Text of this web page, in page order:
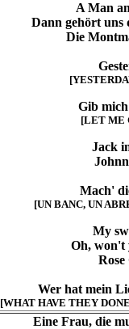
A Man
Dann gehört uns
Die
Gib
[LET ME
Jack
Mach'
[UN BANC, UN
My
Oh, won't
Wer hat mein
[WHAT HAVE THEY
Eine Frau, die